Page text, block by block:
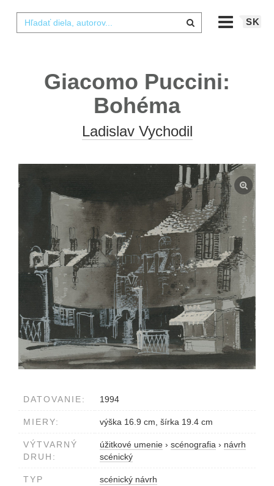
SK
Giacomo Puccini:
Bohéma
Ladislav Vychodil
DATOVANIE: 1994
MIERY: výška 16.9 cm, šírka 19.4 cm
VÝTVARNÝ
DRUH:
úžitkové umenie › scénografia › návrh
scénický
TYP
scénický návrh